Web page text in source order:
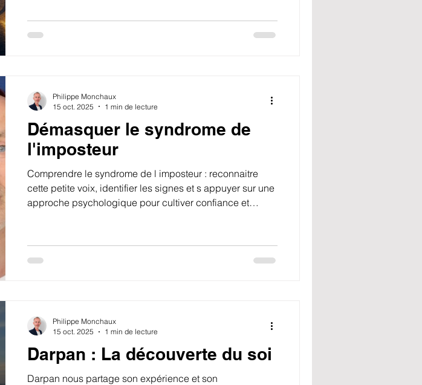
cathédrale de Chartres
Démasquer le syndrome de
l'imposteur
Comprendre le syndrome de l imposteur : reconnaitre
cette petite voix, identifier les signes et s appuyer sur une
approche psychologique pour cultiver confiance et
Philippe Monchaux
15 oct. 2025
1 min de lecture
Darpan : La découverte du soi
Darpan nous partage son expérience et son
Philippe Monchaux
15 oct. 2025
1 min de lecture